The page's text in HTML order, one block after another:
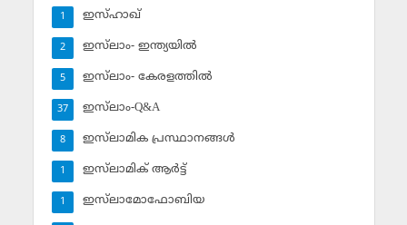
ഇസ്ഹാഖ്‌
1
ഇസ്‌ലാം- ഇന്ത്യയില്‍
2
ഇസ്‌ലാം- കേരളത്തില്‍
5
ഇസ്‌ലാം-Q&A
37
ഇസ്‌ലാമിക പ്രസ്ഥാനങ്ങള്‍
8
ഇസ്‌ലാമിക് ആര്‍ട്ട്
1
ഇസ്‌ലാമോഫോബിയ
1